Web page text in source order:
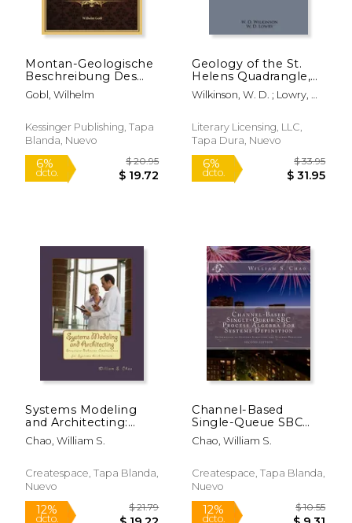
50% 6%
dcto.
Montan-Geologische
Beschreibung Des
Pribramer Bergbau-
Terrains: Und Der
Grube (1892) (en
Alemán)
Gobl, Wilhelm
Kessinger Publishing, Tapa
Blanda, Nuevo
Geology of the St.
Helens Quadrangle,
Oregon: State of
Oregon, Department
Mineral Industries,
Bulletin No. 31 (en
Wilkinson, W. D. ; Lowry, W.
Literary Licensing, LLC,
Tapa Dura, Nuevo
Systems Modeling
and Architecting:
Structure-Behavior
Coalescence for
(en Inglés)
Chao, William S.
Createspace, Tapa Blanda,
Nuevo
Channel-Based
Single-Queue SBC
Process Algebra For
Systems Definition:
Systems Structure
and Systems
Chao, William S.
Createspace, Tapa Blanda,
Nuevo